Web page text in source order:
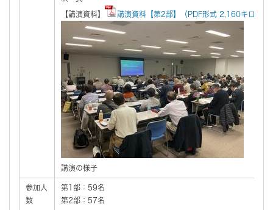
【講演資料】 講演資料【第2部】（PDF形式 2,160キロバイ
講演の様子
参加人
数
第1部：59名
第2部：57名